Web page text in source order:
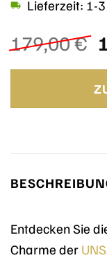
179,00€
Lieferzeit: 1-
Entdecken Sie
Charme der